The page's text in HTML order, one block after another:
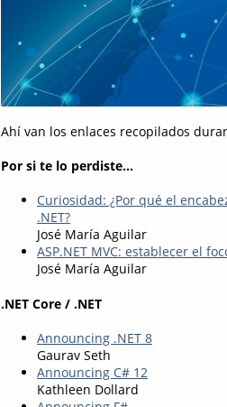
Ahí van los enlaces recopilados
Por si te lo perdiste...
Curiosidad: ¿Por qué el
.NET?
José María Aguilar
ASP.NET MVC: establecer el
José María Aguilar
.NET Core / .NET
Announcing .NET 8
Gaurav Seth
Announcing C# 12
Kathleen Dollard